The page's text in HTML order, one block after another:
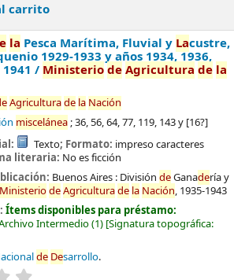
carrito
la Pesca Marítima, Fluvial y Lacustre,
1929-1933 y años 1934, 1936,
1941 / MinisteriodeAgricultura de la
Agriculturade la Nación
miscelánea; 36, 56, 64, 77, 119, 143 y [16?]
Texto; Formato: impreso caracteres
literaria: No es ficción
Buenos Aires : DivisióndeGanadería y
MinisteriodeAgriculturade la Nación, 1935-1943
Ítems disponibles para préstamo:
Intermedio(1) Signatura topográfica:
de Desarrollo.